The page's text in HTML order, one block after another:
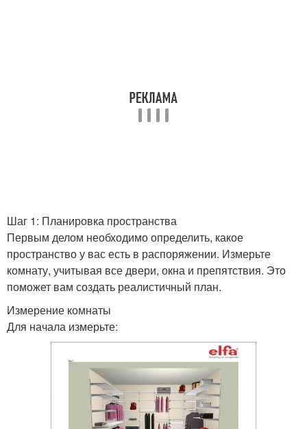
Шаг 1: Планировка пространства
Первым делом необходимо определить, какое
пространство у вас есть в распоряжении. Измерьте
комнату, учитывая все двери, окна и препятствия. Это
поможет вам создать реалистичный план.
Измерение комнаты
Для начала измерьте: